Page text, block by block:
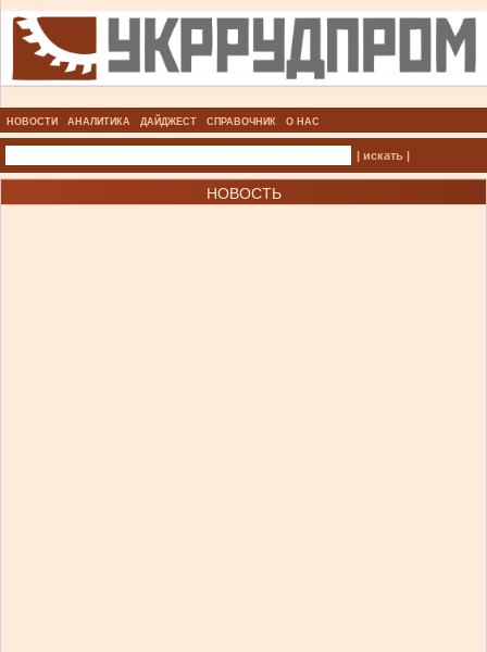
НОВОСТИ АНАЛИТИКА ДАЙДЖЕСТ СПРАВОЧНИК О НАС
| искать |
НОВОСТЬ